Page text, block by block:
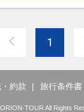
1
約款 旅行条件書
TOUR All Rights